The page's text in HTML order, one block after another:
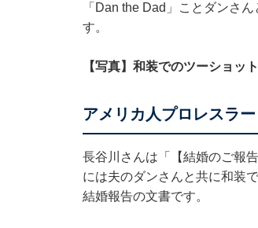
「Dan the Dad」ことダンさ
す。
【写真】和装でのツーショット
アメリカ人プロレスラ
長谷川さんは「【結婚のご報
には夫のダンさんと共に和装
結婚報告の文書です。